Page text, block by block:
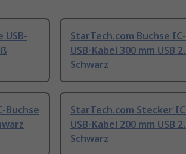
USB-
StarTech.com Buchse
USB-Kabel 300 mm USB
Schwarz
Buchse
StarTech.com Stecker
USB-Kabel 200 mm USB
Schwarz